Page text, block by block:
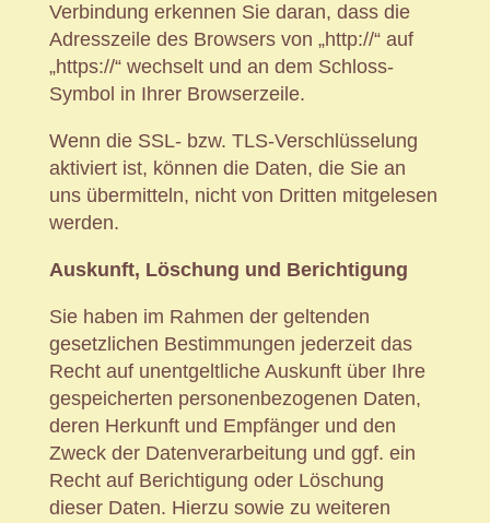
Verbindung erkennen Sie daran, dass die
Adresszeile des Browsers von „http://“ auf
„https://“ wechselt und an dem Schloss-
Symbol in Ihrer Browserzeile.
Wenn die SSL- bzw. TLS-Verschlüsselung
aktiviert ist, können die Daten, die Sie an
uns übermitteln, nicht von Dritten mitgelesen
werden.
Auskunft, Löschung und Berichtigung
Sie haben im Rahmen der geltenden
gesetzlichen Bestimmungen jederzeit das
Recht auf unentgeltliche Auskunft über Ihre
gespeicherten personenbezogenen Daten,
deren Herkunft und Empfänger und den
Zweck der Datenverarbeitung und ggf. ein
Recht auf Berichtigung oder Löschung
dieser Daten. Hierzu sowie zu weiteren